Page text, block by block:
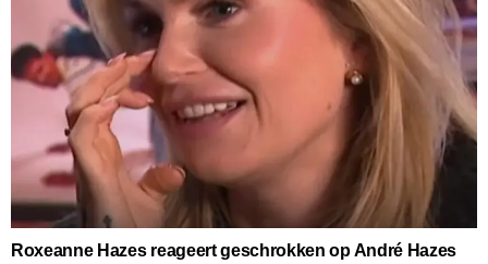
Roxeanne Hazes reageert geschrokken op André Hazes